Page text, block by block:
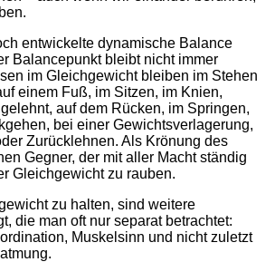
entwickelte dynamische Balance
Balancepunkt bleibt nicht immer
im Gleichgewicht bleiben im Stehen
einem Fuß, im Sitzen, im Knien,
auf dem Rücken, im Springen,
bei einer Gewichtsverlagerung,
Zurücklehnen. Als Krönung des
Gegner, der mit aller Macht ständig
Gleichgewicht zu rauben.
zu halten, sind weitere
die man oft nur separat betrachtet:
Muskelsinn und nicht zuletzt